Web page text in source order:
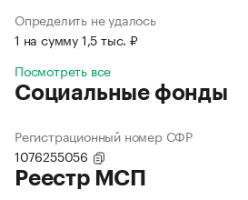
Определить не удалось
1 на сумму 1,5 тыс. ₽
Посмотреть все
Социальные фонды
Регистрационный номер СФР
1076255056
Реестр МСП